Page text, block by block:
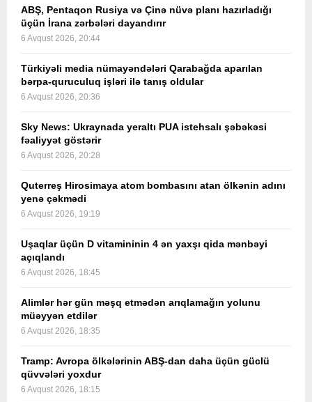
ABŞ, Pentaqon Rusiya və Çinə nüvə planı hazırladığı
üçün İrana zərbələri dayandırır
6 Avqust 2026, 20:44
Türkiyəli media nümayəndələri Qarabağda aparılan
bərpa-quruculuq işləri ilə tanış oldular
6 Avqust 2026, 20:36
Sky News: Ukraynada yeraltı PUA istehsalı şəbəkəsi
fəaliyyət göstərir
6 Avqust 2026, 20:28
Quterreş Hirosimaya atom bombasını atan ölkənin adını
yenə çəkmədi
6 Avqust 2026, 19:19
Uşaqlar üçün D vitamininin 4 ən yaxşı qida mənbəyi
açıqlandı
6 Avqust 2026, 18:45
Alimlər hər gün məşq etmədən arıqlamağın yolunu
müəyyən etdilər
6 Avqust 2026, 18:35
Tramp: Avropa ölkələrinin ABŞ-dan daha üçün güclü
qüvvələri yoxdur
6 Avqust 2026, 18:15